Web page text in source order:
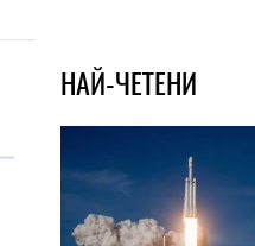
НАЙ-ЧЕТЕНИ